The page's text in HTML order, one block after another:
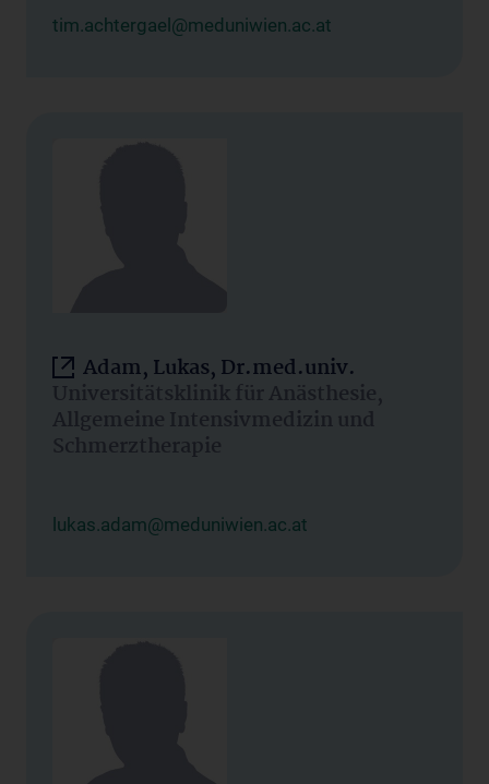
tim.achtergael@meduniwien.ac.at
Adam, Lukas, Dr.med.univ.
Universitätsklinik für Anästhesie,
Allgemeine Intensivmedizin und
Schmerztherapie
lukas.adam@meduniwien.ac.at